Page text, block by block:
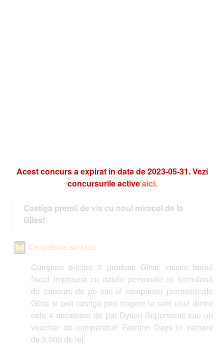
Acest concurs a expirat în data de 2023-05-31. Vezi
concursurile activeaici.
Castiga premii de vis cu noul miracol de la
Gliss!
Ce trebuie sa faci:
Cumpara oricare 2 produse Gliss, inscrie bonul
fiscal impreuna cu datele personale in formularul
de concurs de pe site-ul campaniei promotionale
Gliss si poti castiga prin tragere la sorti unul dintre
cele 4 uscatoare de par Dyson Supersonic sau un
voucher de cumparaturi Fashion Days in valoare
de 5.000 de lei.